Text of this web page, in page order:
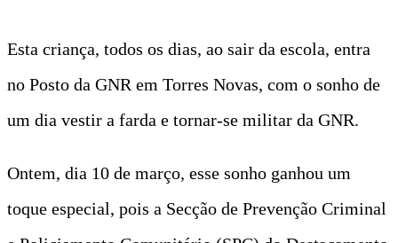
Esta criança, todos os dias, ao sair da escola, entra
no Posto da GNR em Torres Novas, com o sonho de
um dia vestir a farda e tornar-se militar da GNR.
Ontem, dia 10 de março, esse sonho ganhou um
toque especial, pois a Secção de Prevenção Criminal